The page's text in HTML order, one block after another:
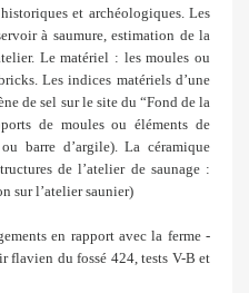
et archéologiques. Les
à saumure, estimation de la
Le matériel : les moules ou
Les indices matériels d’une
de sel sur le site du “Fond de la
de moules ou éléments de
barre d’argile). La céramique
de l’atelier de saunage :
sur l’atelier saunier)
en rapport avec la ferme -
flavien du fossé 424, tests V-B et